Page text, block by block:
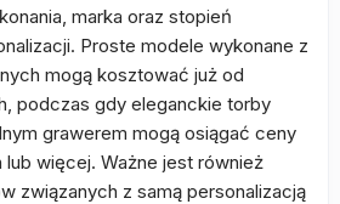
marka oraz stopień
Proste modele wykonane z
mogą kosztować już od
podczas gdy eleganckie torby
grawerem mogą osiągać ceny
lub więcej. Ważne jest również
związanych z samą personalizacją